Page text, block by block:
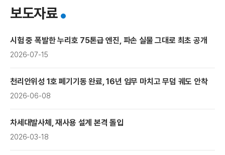
우
보도자료
시험 중 폭발한 누리호 75톤급 엔진, 파손 실물 그대로 최초 공개
2026-07-15
천리안위성 1호 폐기기동 완료, 16년 임무 마치고 무덤 궤도 안착
2026-06-08
차세대발사체, 재사용 설계 본격 돌입
2026-03-18